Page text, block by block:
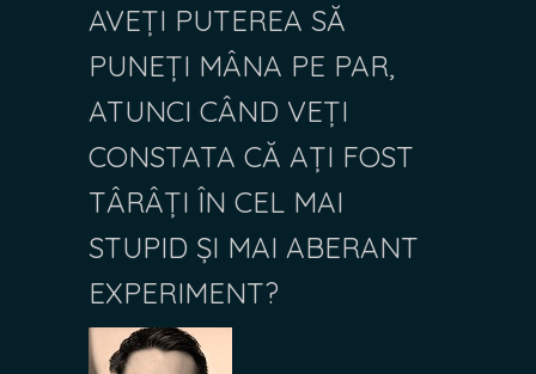
AVEȚI PUTEREA SĂ
PUNEȚI MÂNA PE PAR,
ATUNCI CÂND VEȚI
CONSTATA CĂ AȚI FOST
TÂRÂȚI ÎN CEL MAI
STUPID ȘI MAI ABERANT
EXPERIMENT?